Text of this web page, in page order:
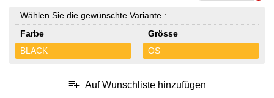
Wählen Sie die gewünschte Variante :
Farbe
BLACK
Grösse
OS
playlist_add Auf Wunschliste hinzufügen